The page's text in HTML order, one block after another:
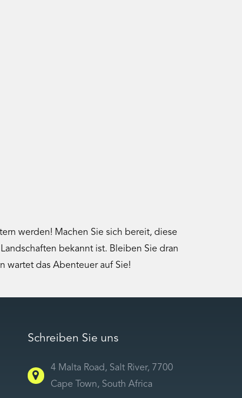
werden! Machen Sie sich bereit, diese
bekannt ist. Bleiben Sie dran
wartet das Abenteuer auf Sie!
Schreiben Sie uns
4 Malta Road, Salt River, 7700
Cape Town, South Africa